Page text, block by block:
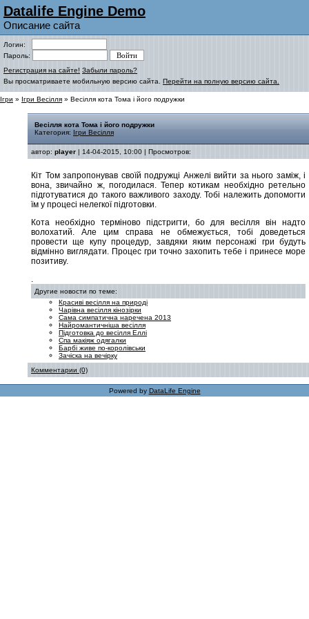
Datalife Engine Demo
Описание сайта
Логин:
Пароль:
Регистрация на сайте! Забыли пароль?
Вы просматриваете мобильную версию сайта. Перейти на полную версию сайта.
Ігри » Ігри Весілля » Весілля кота Тома і його подружки
Весілля кота Тома і його подружки
Категория: Ігри Весілля
автор: player | 14-04-2015, 10:00 | Просмотров:
Кіт Том запропонував своїй подружці Анжелі вийти за нього заміж, і
вона, звичайно ж, погодилася. Тепер котикам необхідно ретельно
підготуватися до такого важливого заходу. Тобі належить допомогти
їм у процесі нелегкої підготовки.
Кота необхідно терміново підстригти, бо для весілля він надто
волохатий. Але цим справа не обмежується, тобі доведеться
провести ще купу процедур, завдяки яким персонажі гри будуть
відмінно виглядати. Процес гри точно захопить тебе і принесе море
позитиву.
.
Другие новости по теме:
Красиві весілля на природі
Чарівна весілля кінозірки
Сама симпатична наречена 2013
Найромантичніша весілля
Підготовка до весілля Еллі
Спа макіяж одягалки
Барбі живе по-королівськи
Зачіска на вечірку
Комментарии (0)
Powered by DataLife Engine